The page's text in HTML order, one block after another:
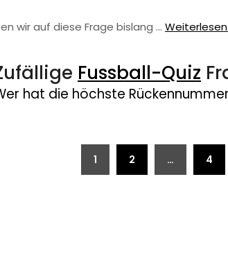
wir auf diese Frage bislang …
Fussball-Quiz
hat die höchste
1 2 … 4